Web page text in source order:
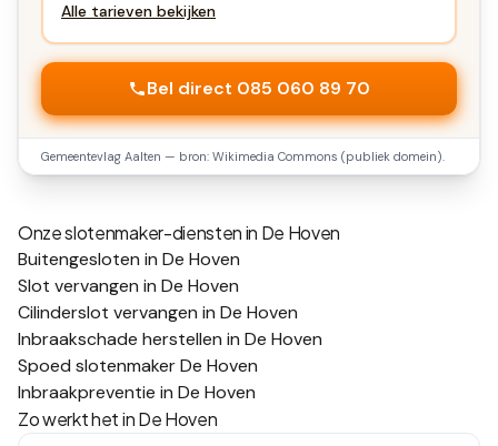
Alle tarieven bekijken
Bel direct 085 060 89 70
Gemeentevlag Aalten — bron: Wikimedia Commons (publiek domein).
Onze slotenmaker-diensten in De Hoven
Buitengesloten in De Hoven
Slot vervangen in De Hoven
Cilinderslot vervangen in De Hoven
Inbraakschade herstellen in De Hoven
Spoed slotenmaker De Hoven
Inbraakpreventie in De Hoven
Zo werkt het inDe Hoven